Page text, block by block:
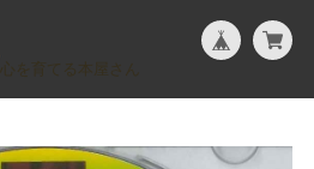
心を育てる本屋さん